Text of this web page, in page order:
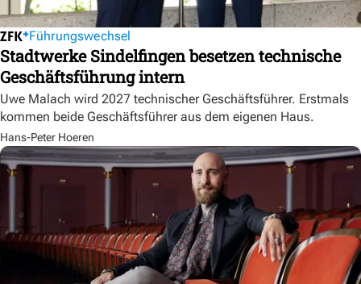
Führungswechsel
Stadtwerke Sindelfingen besetzen technische
Geschäftsführung intern
Uwe Malach wird 2027 technischer Geschäftsführer. Erstmals
kommen beide Geschäftsführer aus dem eigenen Haus.
Hans-Peter Hoeren